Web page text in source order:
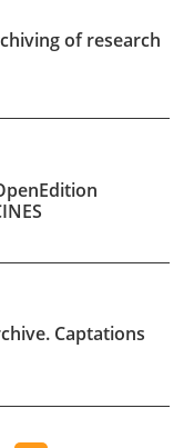
of research
Captations